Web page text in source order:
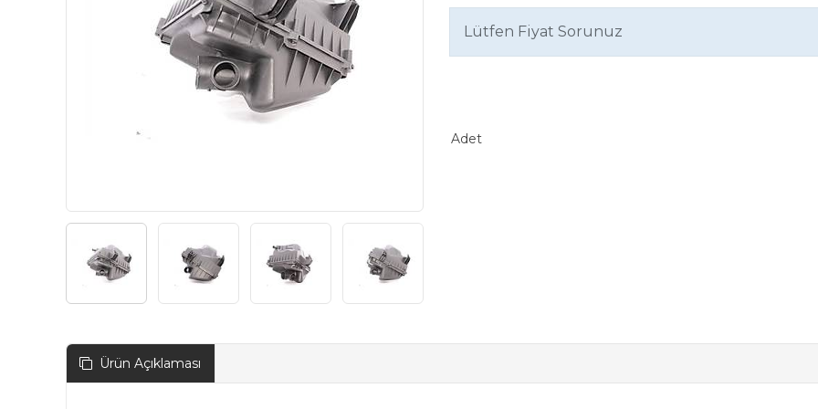
Lütfen Fiyat Sorunuz
Adet
Ürün Açıklaması